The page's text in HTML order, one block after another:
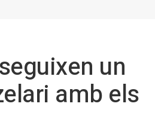
un
amb els